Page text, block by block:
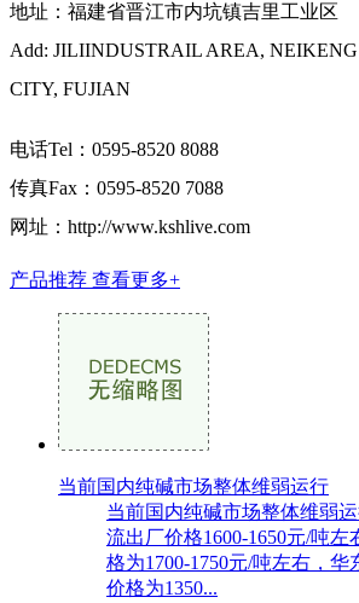
地址：福建省晋江市内坑镇吉里工业区
Add: JILIINDUSTRAIL AREA,
CITY, FUJIAN
电话Tel：0595-8520 8088
传真Fax：0595-8520 7088
网址：http://www.kshlive.com
产品推荐 查看更多+
当前国内纯碱市场整体维弱运行
当前国内纯碱市场整体维弱
流出厂价格1600-1650元/吨
格为1700-1750元/吨左右，
价格为1350...